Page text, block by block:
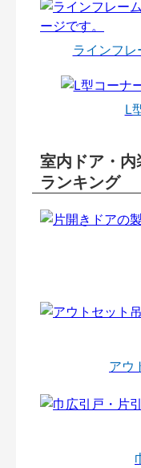
ラインフ
L
室内ドア・
ランキング
アウ